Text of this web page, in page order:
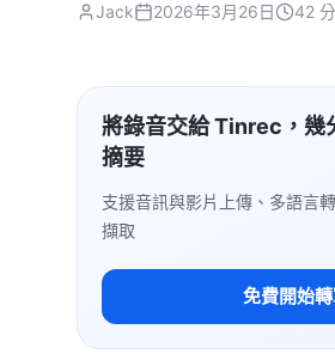
Jack 2026年3月26日 42
將錄音交給 Tinrec，幾
摘要
支援音訊與影片上傳、多語言
擷取
免費開始